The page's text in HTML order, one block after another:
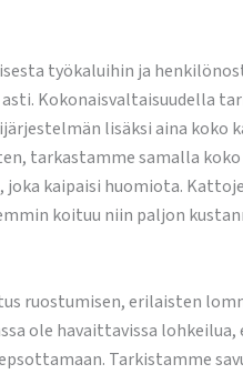
työkaluihin ja
Kokonaisvaltaisuudella
lisäksi aina koko
tarkastamme samalla
kaipaisi huomiota.
koituu niin paljon
ruostumisen, erilaisten
ole havaittavissa
Tarkistamme